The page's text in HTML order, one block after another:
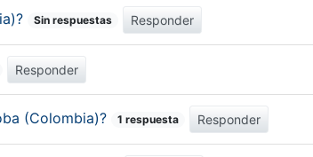
Sin respuestas Responder
Responder
(Colombia)? 1 respuesta Responder